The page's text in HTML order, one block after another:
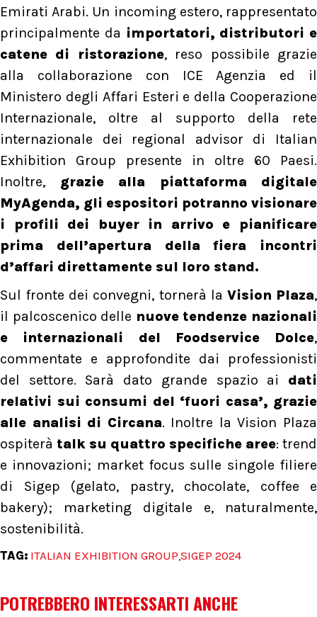
Emirati Arabi. Un incoming estero, rappresentato
principalmente da importatori, distributori e
catene di ristorazione, reso possibile grazie
alla collaborazione con ICE Agenzia ed il
Ministero degli Affari Esteri e della Cooperazione
Internazionale, oltre al supporto della rete
internazionale dei regional advisor di Italian
Exhibition Group presente in oltre 60 Paesi.
Inoltre, grazie alla piattaforma digitale
MyAgenda, gli espositori potranno visionare
i profili dei buyer in arrivo e pianificare
prima dell’apertura della fiera incontri
d’affari direttamente sul loro stand.
Sul fronte dei convegni, tornerà la Vision Plaza,
il palcoscenico delle nuove tendenze nazionali
e internazionali del Foodservice Dolce,
commentate e approfondite dai professionisti
del settore. Sarà dato grande spazio ai dati
relativi sui consumi del ‘fuori casa’, grazie
alle analisi di Circana. Inoltre la Vision Plaza
ospiterà talk su quattro specifiche aree: trend
e innovazioni; market focus sulle singole filiere
di Sigep (gelato, pastry, chocolate, coffee e
bakery); marketing digitale e, naturalmente,
sostenibilità.
TAG: ITALIAN EXHIBITION GROUP,SIGEP 2024
POTREBBERO INTERESSARTI ANCHE